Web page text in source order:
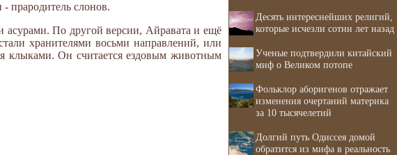
прародитель слонов.
асурами. По другой версии, Айравата и ещё
хранителями восьми направлений, или
клыками. Он считается ездовым животным
Десять интереснейших религий,
которые исчезли сотни лет назад
Ученые подтвердили китайский
миф о Великом потопе
Фольклор аборигенов отражает
изменения очертаний материка
за 10 тысячелетий
Долгий путь Одиссея домой
обратится из мифа в реальность